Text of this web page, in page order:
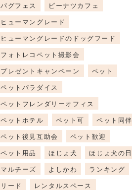
パグフェス
ピーナツカフェ
ヒューマングレード
ヒューマングレードのドッグフード
フォトレコペット撮影会
プレゼントキャンペーン
ペット
ペットパラダイス
ペットフレンダリーオフィス
ペットホテル
ペット可
ペット同伴
ペット後見互助会
ペット歓迎
ペット用品
ほじょ犬
ほじょ犬の日
マルチーズ
よしかわ
ランキング
リード
レンタルスペース